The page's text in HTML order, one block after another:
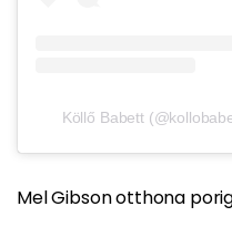
Köllő Babett
Mel Gibson otthona